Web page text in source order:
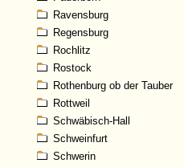
Ravensburg
Regensburg
Rochlitz
Rostock
Rothenburg ob der Tauber
Rottweil
Schwäbisch-Hall
Schweinfurt
Schwerin